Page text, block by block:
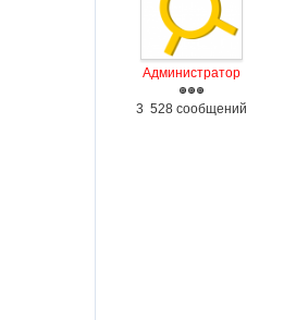
Администратор
3 528 сообщений